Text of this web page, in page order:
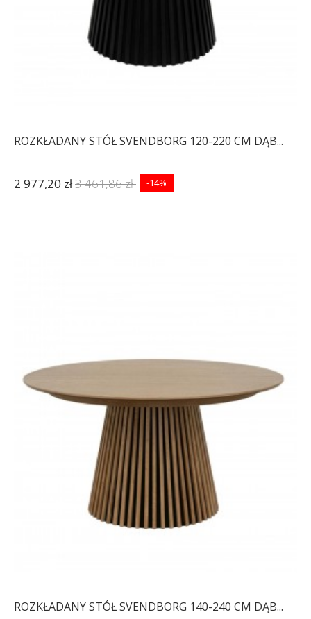
ROZKŁADANY STÓŁ SVENDBORG 120-220 CM DĄB...
2 977,20 zł3 461,86 zł -14%
ROZKŁADANY STÓŁ SVENDBORG 140-240 CM DĄB...